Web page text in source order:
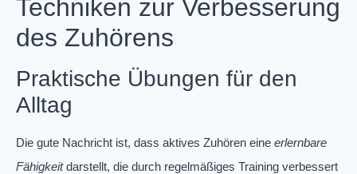
Techniken zur Verbesserung
des Zuhörens
Praktische Übungen für den
Alltag
Die gute Nachricht ist, dass aktives Zuhören eine erlernbare
Fähigkeitdarstellt, die durch regelmäßiges Training verbessert